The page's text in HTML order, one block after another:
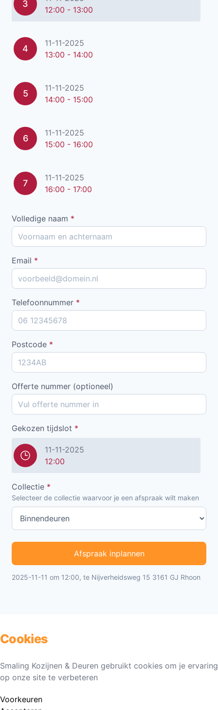
3
12:00 - 13:00
4
11-11-2025
13:00 - 14:00
5
11-11-2025
14:00 - 15:00
6
11-11-2025
15:00 - 16:00
7
11-11-2025
16:00 - 17:00
Volledige naam *
Email *
Telefoonnummer *
Postcode *
Offerte nummer (optioneel)
Gekozen tijdslot *
11-11-2025
12:00
Collectie *
Selecteer de collectie waarvoor je een afspraak wilt maken
Afspraak inplannen
2025-11-11 om 12:00, te Nijverheidsweg 15 3161 GJ Rhoon
Cookies
Smaling Kozijnen & Deuren gebruikt cookies om je ervaring
op onze site te verbeteren
Voorkeuren